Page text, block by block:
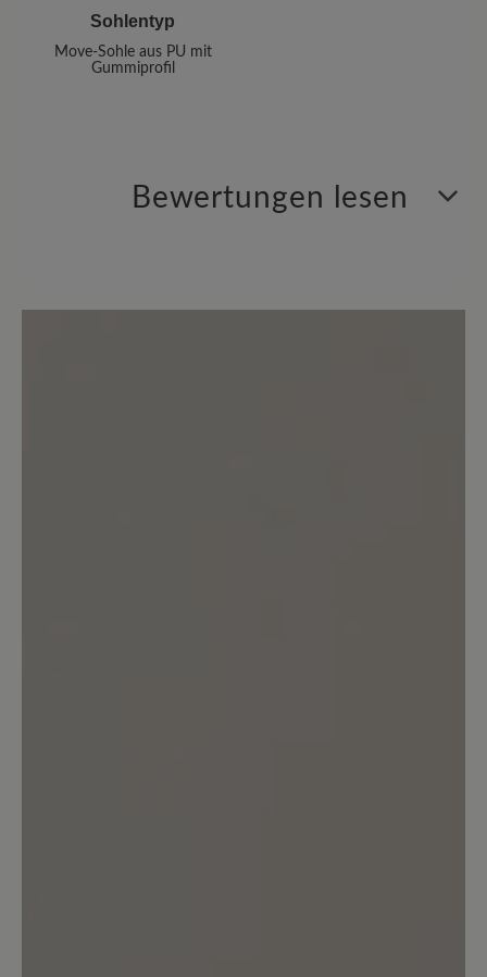
Sohlentyp
Move-Sohle aus PU mit
Gummiprofil
Bewertungen lesen